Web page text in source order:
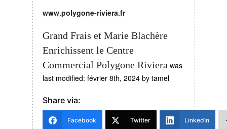
www.polygone-riviera.fr
Grand Frais et Marie Blachère
Enrichissent le Centre
Commercial Polygone Riviera was
last modified: février 8th, 2024by tamel
Share via:
Facebook Twitter LinkedIn